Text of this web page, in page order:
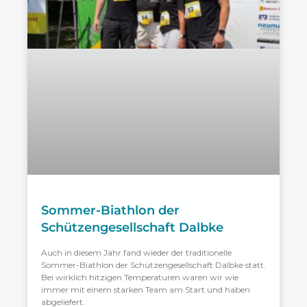
Sommer-Biathlon der
Schützengesellschaft Dalbke
Auch in diesem Jahr fand wieder der traditionelle
Sommer-Biathlon der Schützengesellschaft Dalbke statt.
Bei wirklich hitzigen Temperaturen waren wir wie
immer mit einem starken Team am Start und haben
abgeliefert.